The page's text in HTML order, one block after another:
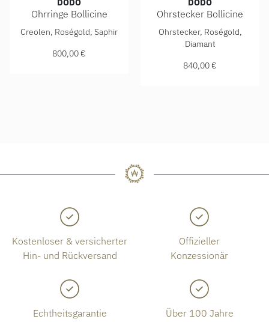
DODO
Ohrringe Bollicine
DoDo Ohrringe Bollicine, Ref: DOC5025-BOLLI-ZRI9R,
Creolen, Roségold, Saphir
800,00 €
DODO
Ohrstecker Bollicine
DoDo Ohrstecker Bollicine,
Ohrstecker, Roségold,
Diamant
840,00 €
Kostenloser & versicherter
Hin- und Rückversand
Offizieller
Konzessionär
Echtheitsgarantie
Über 100 Jahre